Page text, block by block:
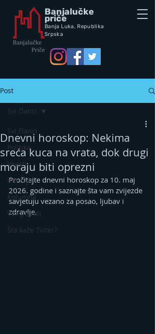
Banjalučke
priče
Banja Luka, Republika
Srpska
Post
Svi članci
Politika
Vijesti
Intervju
Kolumna
Vox populi
Šta kaže Tviter?
Svi članci
Dnevni horoskop: Nekima
sreća kuca na vrata, dok drugi
moraju biti oprezni
Pročitajte dnevni horoskop za 10. maj
2026. godine i saznajte šta vam zvijezde
savjetuju vezano za posao, ljubav i
zdravlje.